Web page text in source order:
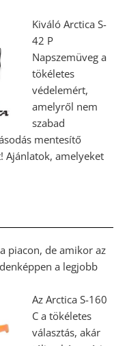
Kiváló Arctica S-
42 P
Napszemüveg a
tökéletes
védelemért,
amelyről nem
szabad
mentesítő
Ajánlatok, amelyeket
piacon, de amikor az
a legjobb
Az Arctica S-160
C a tökéletes
választás, akár